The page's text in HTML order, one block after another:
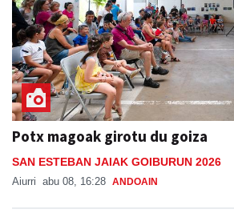
Potx magoak girotu du goiza
SAN ESTEBAN JAIAK GOIBURUN 2026
Aiurri abu 08, 16:28 ANDOAIN